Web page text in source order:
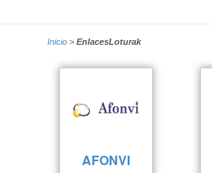
Inicio > EnlacesLoturak
AFONVI